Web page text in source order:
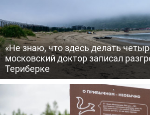
«Не знаю, что здесь делать
московский доктор записал
Териберке